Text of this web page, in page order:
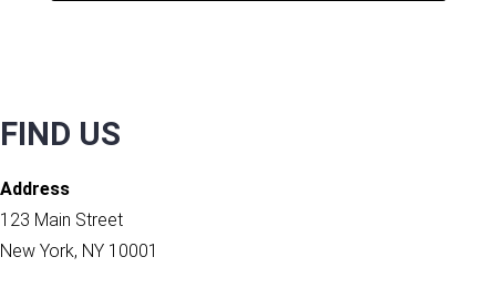
FIND US
Address
123 Main Street
New York, NY 10001